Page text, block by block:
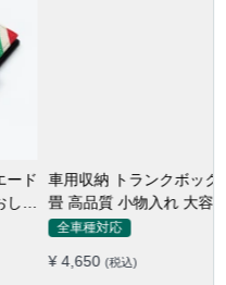
車用収納 トランクボックス 折
畳 高品質 小物入れ 大容量 多
機能 多色 防水防塵 キャンプ
全車種対応
¥ 4,650 (税込)